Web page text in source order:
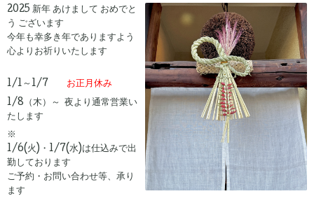
2025 新年 あけまして おめでと
う ございます
今年も幸多き年でありますよう
心よりお祈りいたします
1/1～1/7 お正月休み
1/8（木）～ 夜より通常営業い
たします
※
1/6(火)・1/7(水)は仕込みで出
勤しております
ご予約・お問い合わせ等、承り
ます